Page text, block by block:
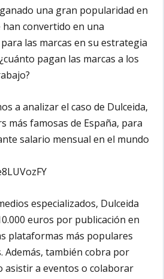
una gran popularidad en
convertido en una
las marcas en su estrategia
pagan las marcas a los
a analizar el caso de Dulceida,
más famosas de España, para
salario mensual en el mundo
especializados, Dulceida
euros por publicación en
plataformas más populares
Además, también cobra por
asistir a eventos o colaborar